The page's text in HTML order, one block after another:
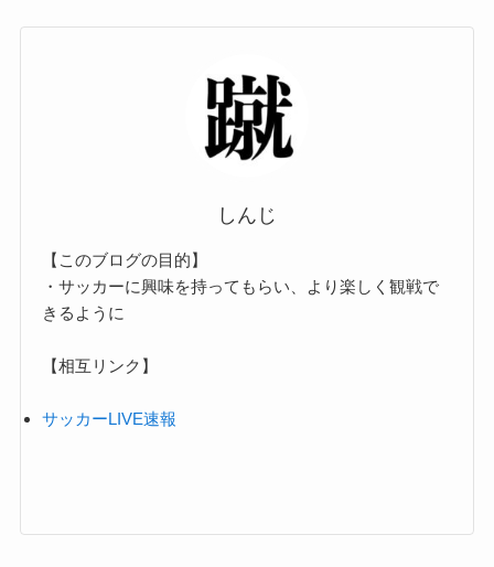
しんじ
【このブログの目的】
・サッカーに興味を持ってもらい、より楽しく観戦で
きるように
【相互リンク】
サッカーLIVE速報